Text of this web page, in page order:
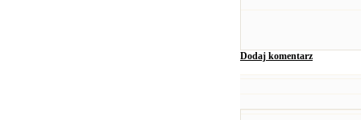
Dodaj komentarz